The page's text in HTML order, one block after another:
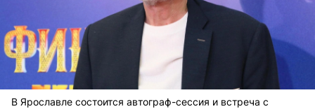
В Ярославле состоится автограф-сессия и встреча с